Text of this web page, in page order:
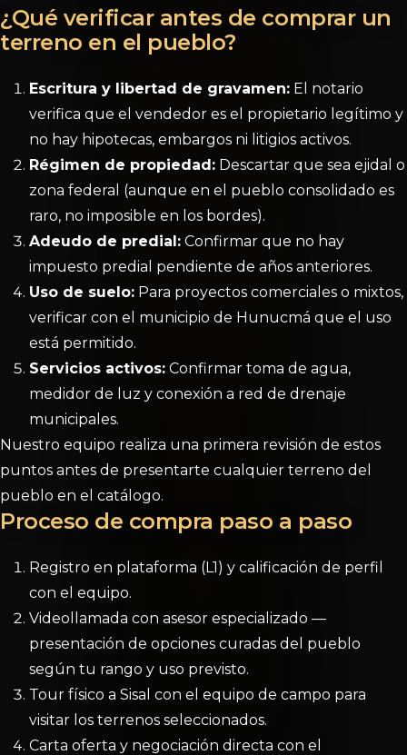
¿Qué verificar antes de comprar un
terreno en el pueblo?
Escritura y libertad de gravamen: El notario
verifica que el vendedor es el propietario legítimo y
no hay hipotecas, embargos ni litigios activos.
Régimen de propiedad: Descartar que sea ejidal o
zona federal (aunque en el pueblo consolidado es
raro, no imposible en los bordes).
Adeudo de predial: Confirmar que no hay
impuesto predial pendiente de años anteriores.
Uso de suelo: Para proyectos comerciales o mixtos,
verificar con el municipio de Hunucmá que el uso
está permitido.
Servicios activos: Confirmar toma de agua,
medidor de luz y conexión a red de drenaje
municipales.
Nuestro equipo realiza una primera revisión de estos
puntos antes de presentarte cualquier terreno del
pueblo en el catálogo.
Proceso de compra paso a paso
Registro en plataforma (L1) y calificación de perfil
con el equipo.
Videollamada con asesor especializado —
presentación de opciones curadas del pueblo
según tu rango y uso previsto.
Tour físico a Sisal con el equipo de campo para
visitar los terrenos seleccionados.
Carta oferta y negociación directa con el